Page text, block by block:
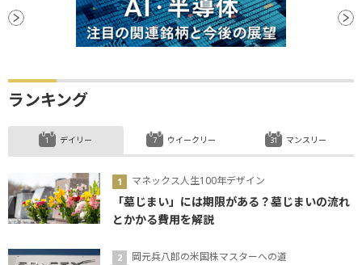
ランキング
デイリー
マネックス人生100年デザイン
「墓じまい」には期限がある？墓じまいの流れ
とかかる費用を解説
岡元兵八郎の米国株マスターへの道
ウイークリー マンスリー